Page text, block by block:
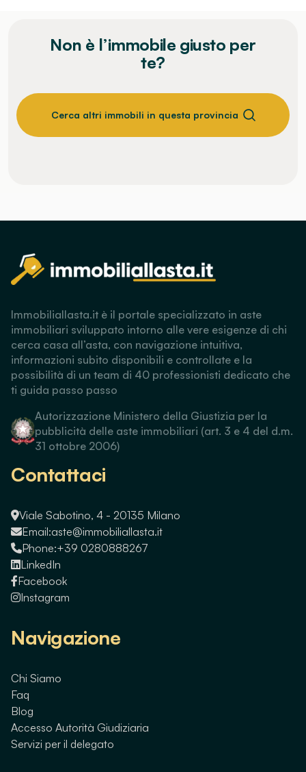
Non è l’immobile giusto per
te?
Cerca altri immobili in questa provincia
Immobiliallasta.it è il portale specializzato in aste
immobiliari sviluppato intorno alle vere esigenze di chi
cerca casa all’asta, con navigazione intuitiva,
informazioni subito disponibili e controllate e la
possibilità di un team di 40 professionisti dedicato che
ti guida passo passo
Autorizzazione Ministero della Giustizia per la
pubblicità delle aste immobiliari (art. 3 e 4 del d.m.
31 ottobre 2006)
Contattaci
Viale Sabotino, 4 - 20135 Milano
Email:aste@immobiliallasta.it
Phone:+39 0280888267
LinkedIn
Facebook
Instagram
Navigazione
Chi Siamo
Faq
Blog
Accesso Autorità Giudiziaria
Servizi per il delegato